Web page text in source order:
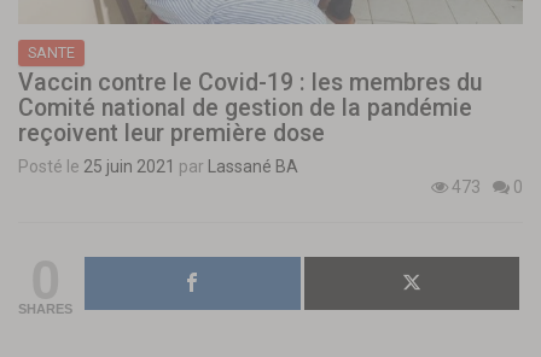
SANTE
Vaccin contre le Covid-19 : les membres du
Comité national de gestion de la pandémie
reçoivent leur première dose
Posté le 25 juin 2021 par
Lassané BA
473
0
SHARES